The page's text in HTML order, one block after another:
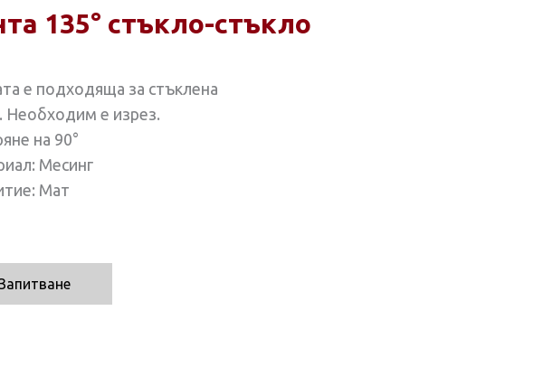
135° стъкло-стъкло
е подходяща за стъклена
Необходим е изрез.
на 90°
Месинг
Мат